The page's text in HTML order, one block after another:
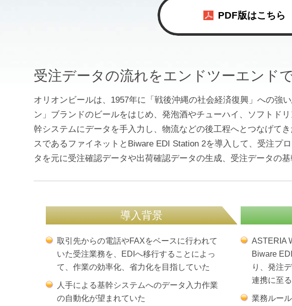
PDF版はこちら
受注データの流れをエンドツーエンド
オリオンビールは、1957年に「戦後沖縄の社会経済復興」への強
ン」ブランドのビールをはじめ、発泡酒やチューハイ、ソフトド
幹システムにデータを手入力し、物流などの後工程へとつなげて
スであるファイネットとBiware EDI Station 2を導入して、受注プ
タを元に受注確認データや出荷確認データの生成、受注データの
導入背景
取引先からの電話やFAXをベースに行われて
いた受注業務を、EDIへ移行することによっ
て、作業の効率化、省力化を目指していた
人手による基幹システムへのデータ入力作業
の自動化が望まれていた
ASTERIA
Biware
り、発注
連携に至
業務ルー